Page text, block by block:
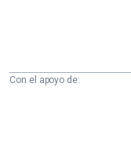
Con el apoyo de: